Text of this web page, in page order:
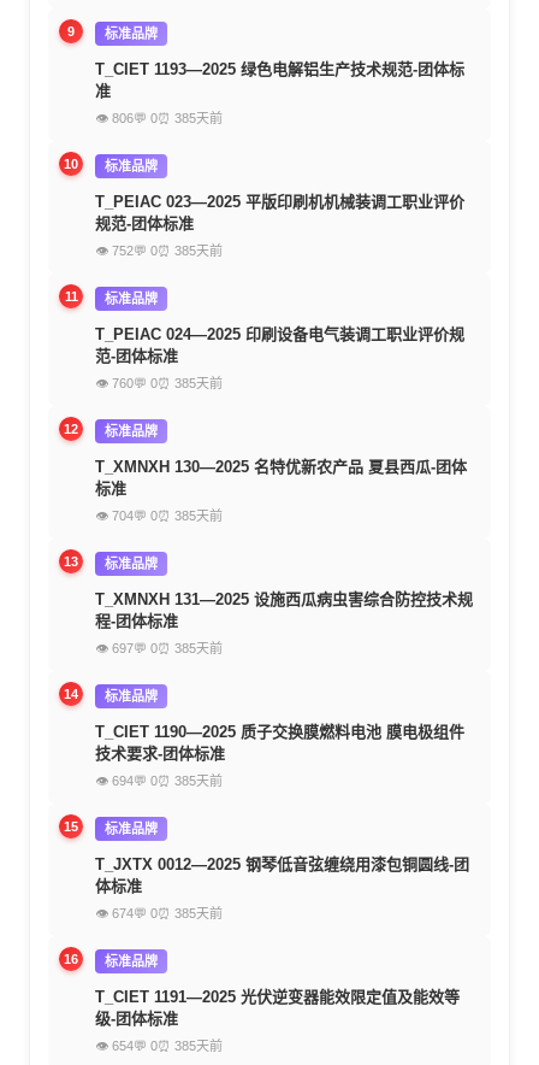
9 标准品牌
T_CIET 1193—2025 绿色电解铝生产技术规范-团体标
准
👁 806💬 0⏰ 385天前
10 标准品牌
T_PEIAC 023—2025 平版印刷机机械装调工职业评价
规范-团体标准
👁 752💬 0⏰ 385天前
11 标准品牌
T_PEIAC 024—2025 印刷设备电气装调工职业评价规
范-团体标准
👁 760💬 0⏰ 385天前
12 标准品牌
T_XMNXH 130—2025 名特优新农产品 夏县西瓜-团体
标准
👁 704💬 0⏰ 385天前
13 标准品牌
T_XMNXH 131—2025 设施西瓜病虫害综合防控技术规
程-团体标准
👁 697💬 0⏰ 385天前
14 标准品牌
T_CIET 1190—2025 质子交换膜燃料电池 膜电极组件
技术要求-团体标准
👁 694💬 0⏰ 385天前
15 标准品牌
T_JXTX 0012—2025 钢琴低音弦缠绕用漆包铜圆线-团
体标准
👁 674💬 0⏰ 385天前
16 标准品牌
T_CIET 1191—2025 光伏逆变器能效限定值及能效等
级-团体标准
👁 654💬 0⏰ 385天前